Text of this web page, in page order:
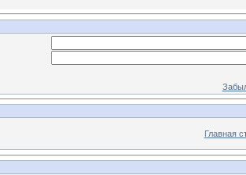
Главная